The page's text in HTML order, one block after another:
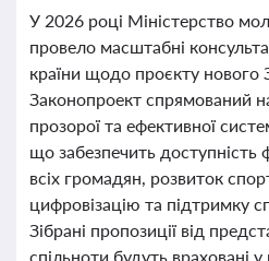
У 2026 році Міністерство
провело масштабні
країни щодо проєкту нового
Законопроект спрямований
прозорої та ефективної
що забезпечить доступність
всіх громадян, розвиток
цифровізацію та підтримку
Зібрані пропозиції від
спільноти будуть враховані